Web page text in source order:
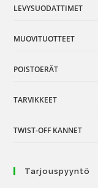
LEVYSUODATTIMET
MUOVITUOTTEET
POISTOERÄT
TARVIKKEET
TWIST-OFF KANNET
Tarjouspyyntö